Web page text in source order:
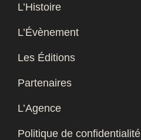
L’Histoire
L’Évènement
Les Éditions
Partenaires
L’Agence
Politique de confidentialité